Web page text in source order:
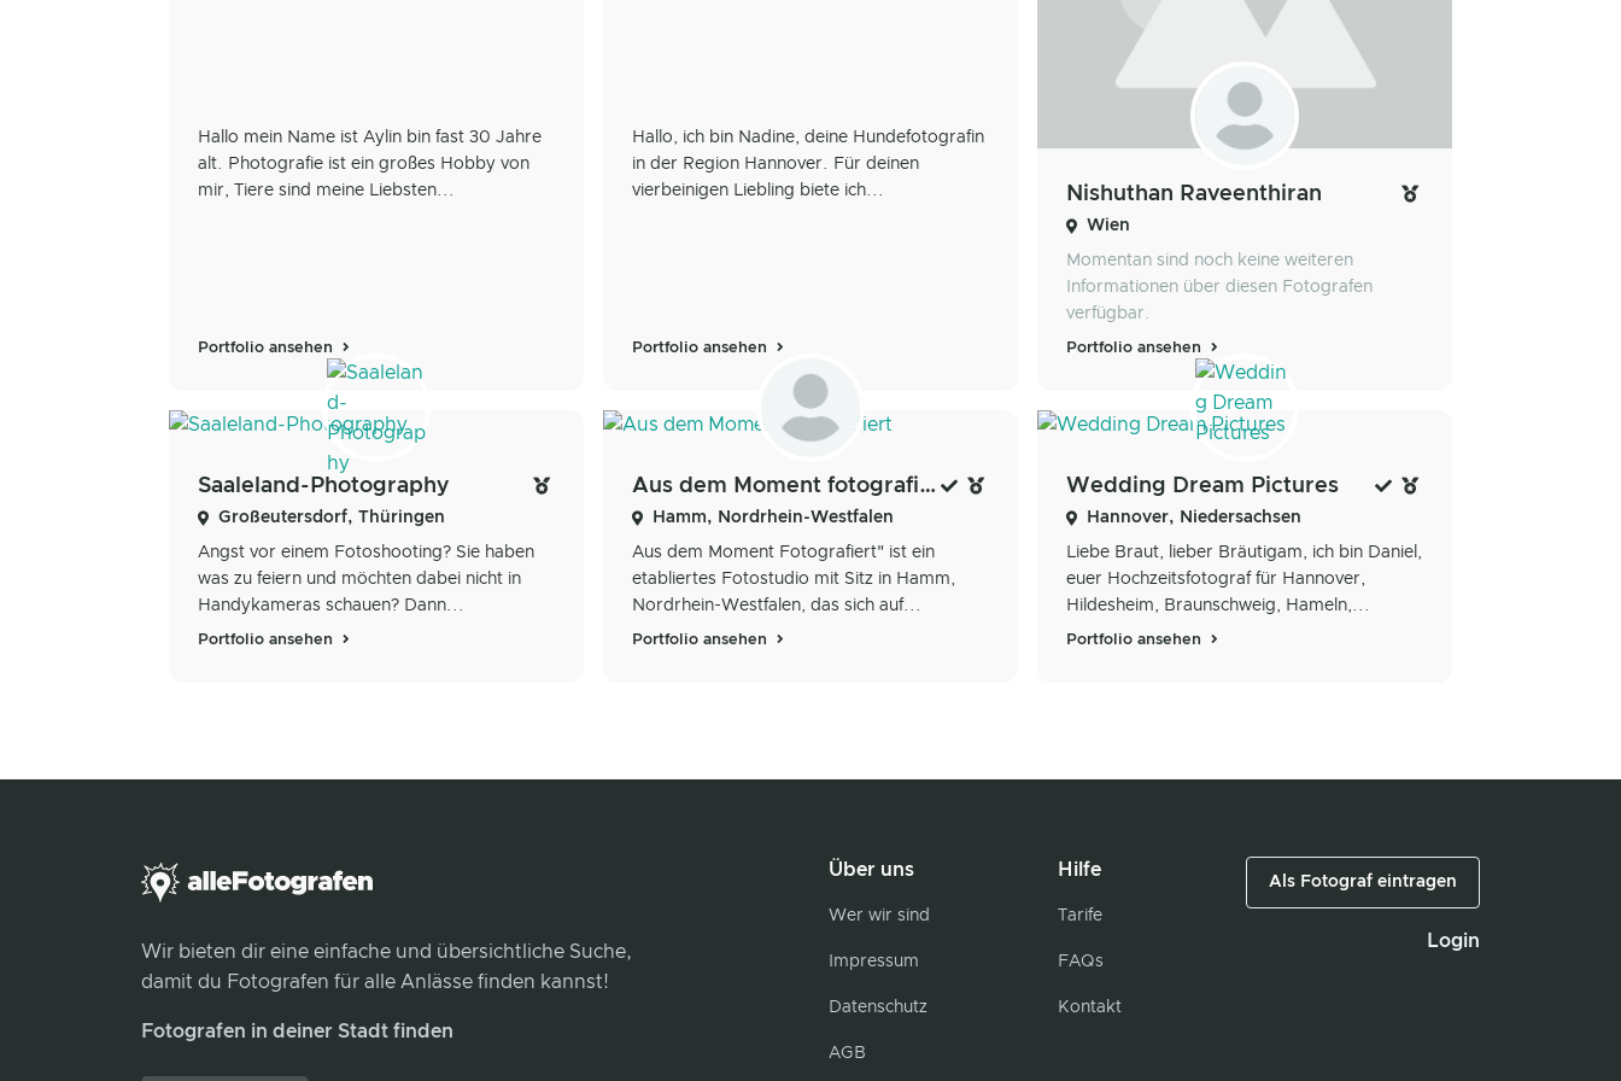
Hallo mein Name ist Aylin bin fast 30 Jahre
alt. Photografie ist ein großes Hobby von
mir, Tiere sind meine Liebsten...
Portfolio ansehen
Hallo, ich bin Nadine, deine Hundefotografin
in der Region Hannover. Für deinen
vierbeinigen Liebling biete ich...
Portfolio ansehen
Nishuthan Raveenthiran
Wien
Momentan sind noch keine weiteren
Informationen über diesen Fotografen
verfügbar.
Portfolio ansehen
Saaleland-Photography
Großeutersdorf, Thüringen
Angst vor einem Fotoshooting? Sie haben
was zu feiern und möchten dabei nicht in
Handykameras schauen? Dann...
Portfolio ansehen
Aus dem Moment fotografiert
Hamm, Nordrhein-Westfalen
Aus dem Moment Fotografiert" ist ein
etabliertes Fotostudio mit Sitz in Hamm,
Nordrhein-Westfalen, das sich auf...
Portfolio ansehen
Wedding Dream Pictures
Hannover, Niedersachsen
Liebe Braut, lieber Bräutigam, ich bin Daniel,
euer Hochzeitsfotograf für Hannover,
Hildesheim, Braunschweig, Hameln,...
Portfolio ansehen
Wir bieten dir eine einfache und übersichtliche Suche,
damit du Fotografen für alle Anlässe finden kannst!
Fotografen in deiner Stadt finden
Über uns
Wer wir sind
Impressum
Datenschutz
AGB
Hilfe
Tarife
FAQs
Kontakt
Als Fotograf eintragen
Login